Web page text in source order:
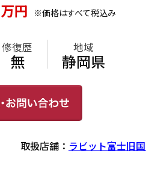
万円 ※価格はすべて税込み
修復歴
無
地域
静岡県
取扱店舗： ラビット富士旧